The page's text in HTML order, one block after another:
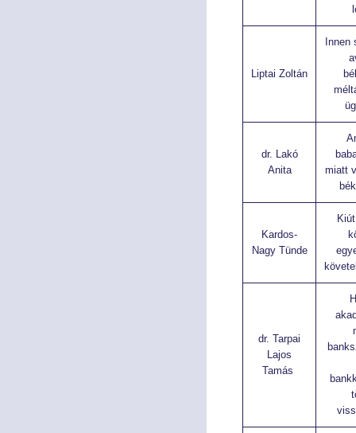
Liptai Zoltán
Innen
dr. Lakó
Anita
miatt
Kardos-
Nagy Tünde
dr. Tarpai
Lajos
Tamás